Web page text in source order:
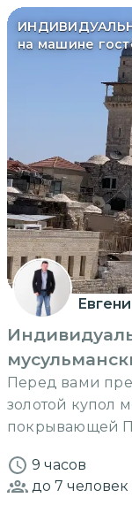
на машине
Перед вами
золотой купол
покрывающей
9 часов
до 7 человек